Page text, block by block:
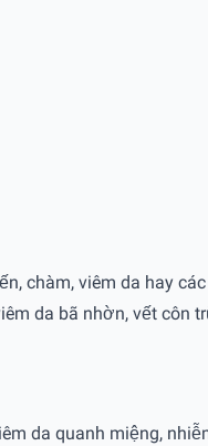
chàm, viêm da hay
da bã nhờn, vết côn
da quanh miệng,